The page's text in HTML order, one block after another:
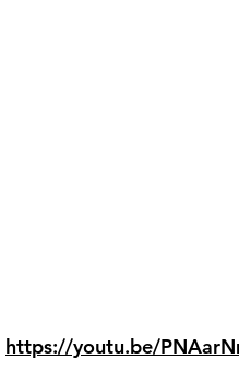
https://youtu.be/